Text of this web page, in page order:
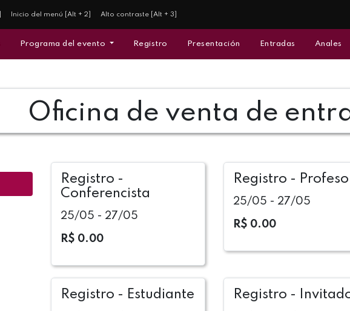
Inicio del menú [Alt + 2] Alto contraste [Alt + 3]
Programa del evento Registro Presentación Entradas Anales
Oficina de venta de
Registro -
Conferencista
25/05 - 27/05
R$ 0.00
Registro -
25/05 - 27/05
R$ 0.00
Registro - Estudiante Registro -